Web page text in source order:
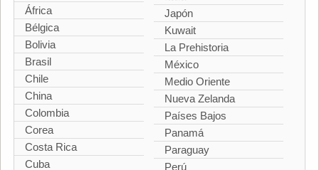
África
Bélgica
Bolivia
Brasil
Chile
China
Colombia
Corea
Costa Rica
Cuba
Japón
Kuwait
La Prehistoria
México
Medio Oriente
Nueva Zelanda
Países Bajos
Panamá
Paraguay
Perú